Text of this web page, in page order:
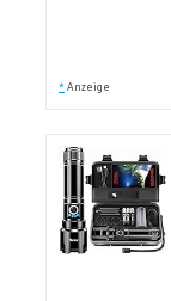
* Anzeige